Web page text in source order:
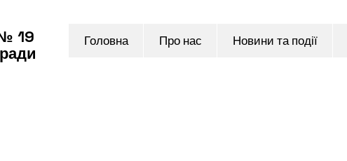
Головна Про нас Новини та події
19